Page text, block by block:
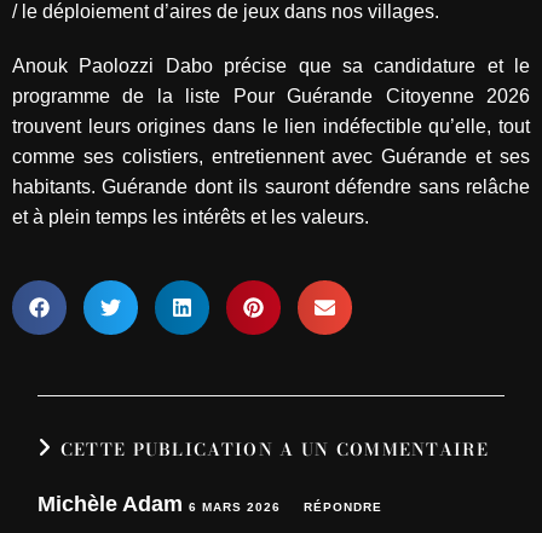
/ le déploiement d’aires de jeux dans nos villages.
Anouk Paolozzi Dabo précise que sa candidature et le
programme de la liste Pour Guérande Citoyenne 2026
trouvent leurs origines dans le lien indéfectible qu’elle, tout
comme ses colistiers, entretiennent avec Guérande et ses
habitants. Guérande dont ils sauront défendre sans relâche
et à plein temps les intérêts et les valeurs.
CETTE PUBLICATION A UN COMMENTAIRE
Michèle Adam6 MARS 2026 RÉPONDRE